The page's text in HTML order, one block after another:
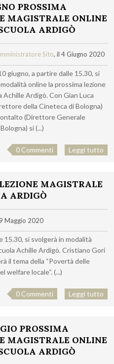
PROSSIMA
MAGISTRALE ONLINE
ARDIGÒ
Sito, il 4 Giugno 2020
giugno, a partire dalle 15.30, si
online la prossima lezione
Achille Ardigò. Con Gian Luca
della Cineteca di Bologna)
(Direttore Generale
si (...)
0 Commenti Leggi tutto
MAGISTRALE
ARDIGÒ
Maggio 2020
15.30, si svolgerà in modalità
Achille Ardigò. Cristiano Gori
il tema della “Povertà delle
welfare locale“. (...)
0 Commenti Leggi tutto
PROSSIMA
MAGISTRALE ONLINE
ARDIGÒ